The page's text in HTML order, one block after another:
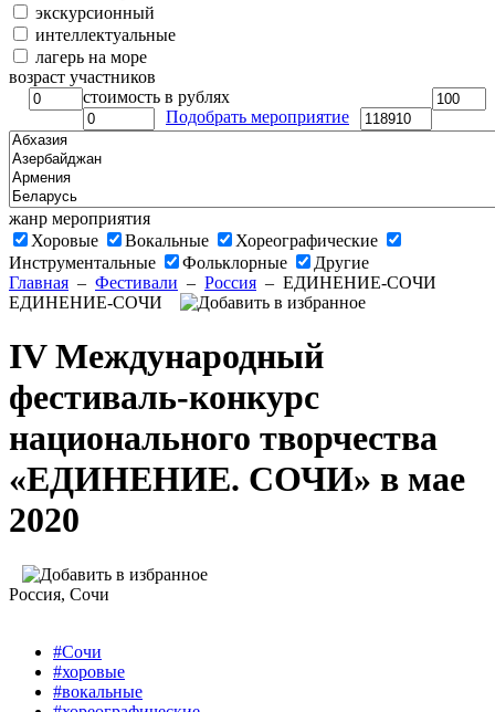
экскурсионный
интеллектуальные
лагерь на море
возраст участников
стоимость в рублях
Подобрать мероприятие
жанр мероприятия
Хоровые
Вокальные
Хореографические
Инструментальные
Фольклорные
Другие
Главная – Фестивали – Россия – ЕДИНЕНИЕ-СОЧИ
ЕДИНЕНИЕ-СОЧИ
IV Международный
фестиваль-конкурс
национального творчества
«ЕДИНЕНИЕ. СОЧИ» в мае
2020
Россия, Сочи
#Сочи
#хоровые
#вокальные